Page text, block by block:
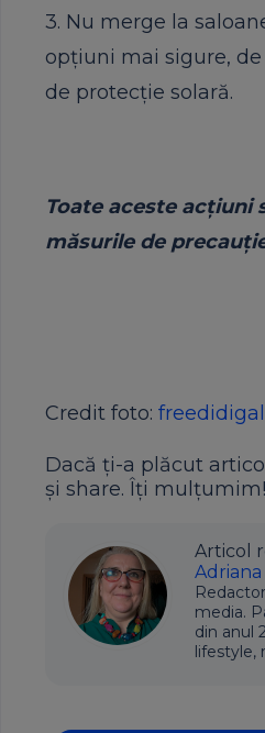
3. Nu merge la
opţiuni mai sigure,
de protecţie solară.
Toate aceste acţiuni
măsurile de
Credit foto:
Dacă ți-a plăcut
și share. Îți
Articol
media.
din anul
lifestyle,